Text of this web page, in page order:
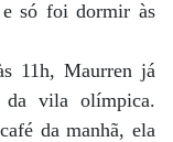
e só foi dormir às
11h, Maurren já
vila olímpica.
da manhã, ela